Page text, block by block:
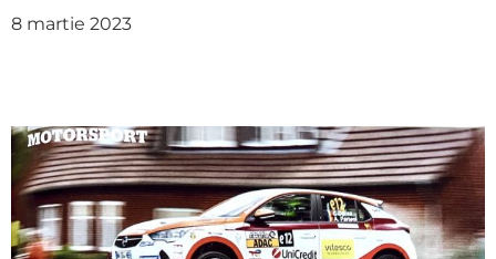
8 martie 2023